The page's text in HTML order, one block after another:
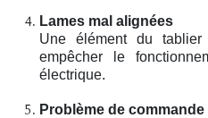
Lames mal alignées
Une élément du
empêcher le
électrique.
Problème de commande